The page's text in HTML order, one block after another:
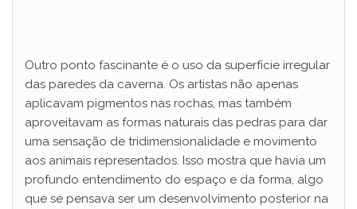
Outro ponto fascinante é o uso da superfície irregular
das paredes da caverna. Os artistas não apenas
aplicavam pigmentos nas rochas, mas também
aproveitavam as formas naturais das pedras para dar
uma sensação de tridimensionalidade e movimento
aos animais representados. Isso mostra que havia um
profundo entendimento do espaço e da forma, algo
que se pensava ser um desenvolvimento posterior na